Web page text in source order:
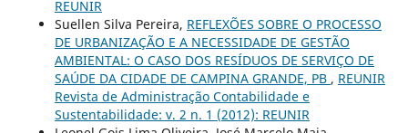
REUNIR
Suellen Silva Pereira, REFLEXÕES SOBRE O PROCESSO
DE URBANIZAÇÃO E A NECESSIDADE DE GESTÃO
AMBIENTAL: O CASO DOS RESÍDUOS DE SERVIÇO DE
SAÚDE DA CIDADE DE CAMPINA GRANDE, PB , REUNIR
Revista de Administração Contabilidade e
Sustentabilidade: v. 2 n. 1 (2012): REUNIR